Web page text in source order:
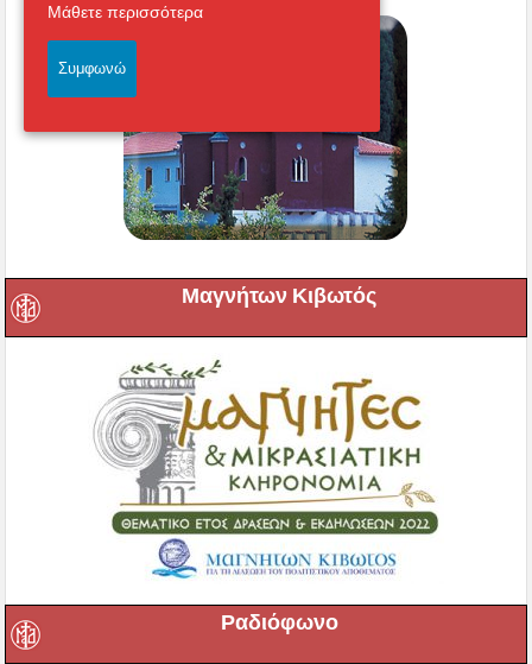
Μαγνήτων Κιβωτός
Ραδιόφωνο
Μάθετε περισσότερα
Συμφωνώ